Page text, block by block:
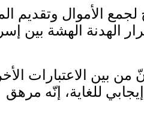
الأموال وتقديم
الهدنة الهشة بين
أخيراً، أنّ من بين